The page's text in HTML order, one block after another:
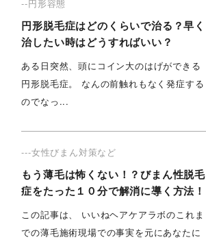
--円形容態
円形脱毛症はどのくらいで治る？早く
治したい時はどうすればいい？
ある日突然、頭にコイン大のはげができる
円形脱毛症。 なんの前触れもなく発症する
のでなっ...
---女性びまん対策など
もう薄毛は怖くない！？びまん性脱毛
症をたった１０分で解消に導く方法！
この記事は、 いいねヘアケアラボのこれま
での薄毛施術現場での事実を元にあなたに